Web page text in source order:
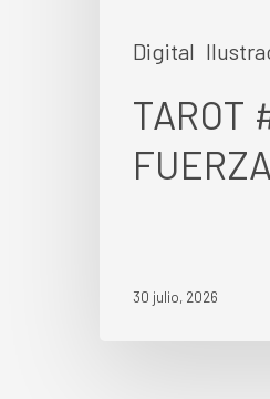
Digital
TAROT
FUERZA
30 julio, 2026